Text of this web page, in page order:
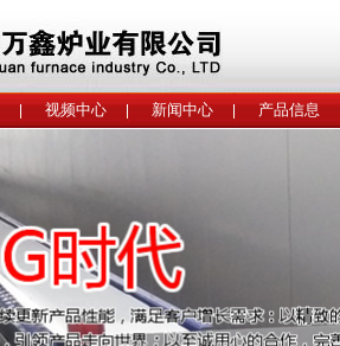
视频中心 新闻中心
产品信息